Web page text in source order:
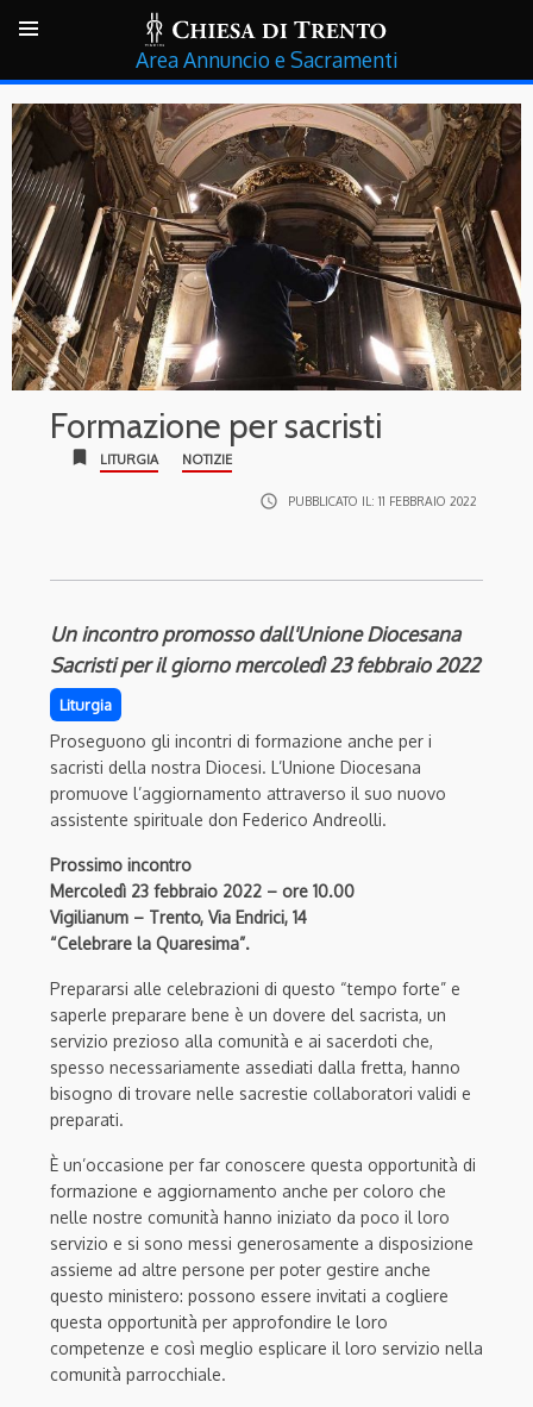
Annuncio e Sacramenti
Formazione per sacristi
bookmark LITURGIA NOTIZIE
access_time PUBBLICATO IL: 11 FEBBRAIO 2022
Un incontro promosso dall'Unione Diocesana
Sacristi per il giorno mercoledì 23 febbraio 2022
Liturgia
Proseguono gli incontri di formazione anche per i
sacristi della nostra Diocesi. L’Unione Diocesana
promuove l’aggiornamento attraverso il suo nuovo
assistente spirituale don Federico Andreolli.
Prossimo incontro
Mercoledì 23 febbraio 2022 – ore 10.00
Vigilianum – Trento, Via Endrici, 14
“Celebrare la Quaresima”.
Prepararsi alle celebrazioni di questo “tempo forte” e
saperle preparare bene è un dovere del sacrista, un
servizio prezioso alla comunità e ai sacerdoti che,
spesso necessariamente assediati dalla fretta, hanno
bisogno di trovare nelle sacrestie collaboratori validi e
preparati.
È un’occasione per far conoscere questa opportunità di
formazione e aggiornamento anche per coloro che
nelle nostre comunità hanno iniziato da poco il loro
servizio e si sono messi generosamente a disposizione
assieme ad altre persone per poter gestire anche
questo ministero: possono essere invitati a cogliere
questa opportunità per approfondire le loro
competenze e così meglio esplicare il loro servizio nella
comunità parrocchiale.